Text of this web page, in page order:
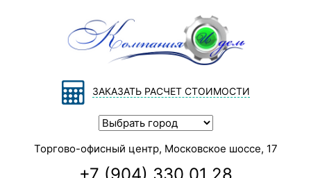
ЗАКАЗАТЬ РАСЧЕТ СТОИМОСТИ
Торгово-офисный центр, Московское шоссе, 17